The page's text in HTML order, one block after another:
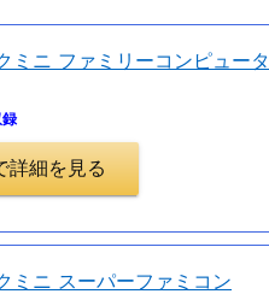
ミニ ファミリーコンピュータ
細を見る
ミニ スーパーファミコン